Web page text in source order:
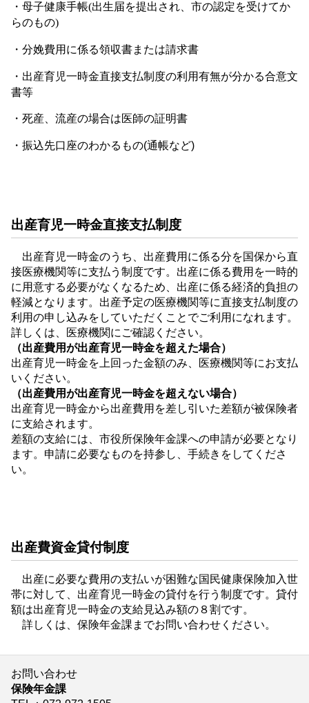
・ 母子健康手帳(出生届を提出され、市の認定を受けてか
らのもの)
・ 分娩費用に係る領収書または請求書
・ 出産育児一時金直接支払制度の利用有無が分かる合意文
書等
・ 死産、流産の場合は医師の証明書
・ 振込先口座のわかるもの(通帳など)
出産育児一時金直接支払制度
出産育児一時金のうち、出産費用に係る分を国保から直
接医療機関等に支払う制度です。出産に係る費用を一時的
に用意する必要がなくなるため、出産に係る経済的負担の
軽減となります。出産予定の医療機関等に直接支払制度の
利用の申し込みをしていただくことでご利用になれます。
詳しくは、医療機関にご確認ください。
（出産費用が出産育児一時金を超えた場合）
出産育児一時金を上回った金額のみ、医療機関等にお支払
いください。
（出産費用が出産育児一時金を超えない場合）
出産育児一時金から出産費用を差し引いた差額が被保険者
に支給されます。
差額の支給には、市役所保険年金課への申請が必要となり
ます。申請に必要なものを持参し、手続きをしてくださ
い。
出産費資金貸付制度
出産に必要な費用の支払いが困難な国民健康保険加入世
帯に対して、出産育児一時金の貸付を行う制度です。貸付
額は出産育児一時金の支給見込み額の８割です。
詳しくは、保険年金課までお問い合わせください。
お問い合わせ
保険年金課